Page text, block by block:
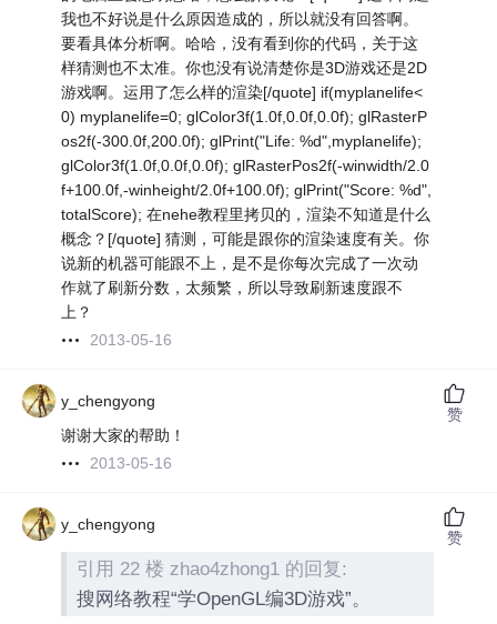
我也不好说是什么原因造成的，所以就没有回答啊。
要看具体分析啊。哈哈，没有看到你的代码，关于这
样猜测也不太准。你也没有说清楚你是3D游戏还是2D
游戏啊。运用了怎么样的渲染[/quote] if(myplanelife<
0) myplanelife=0; glColor3f(1.0f,0.0f,0.0f); glRasterP
os2f(-300.0f,200.0f); glPrint("Life: %d",myplanelife);
glColor3f(1.0f,0.0f,0.0f); glRasterPos2f(-winwidth/2.0
f+100.0f,-winheight/2.0f+100.0f); glPrint("Score: %d",
totalScore); 在nehe教程里拷贝的，渲染不知道是什么
概念？[/quote] 猜测，可能是跟你的渲染速度有关。你
说新的机器可能跟不上，是不是你每次完成了一次动
作就了刷新分数，太频繁，所以导致刷新速度跟不
上？
2013-05-16
y_chengyong
谢谢大家的帮助！
2013-05-16
赞
y_chengyong
引用 22 楼 zhao4zhong1 的回复:
搜网络教程“学OpenGL编3D游戏”。
赞